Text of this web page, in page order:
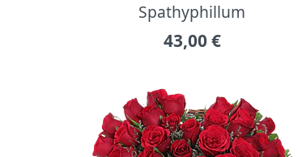
Spathyphillum
43,00 €